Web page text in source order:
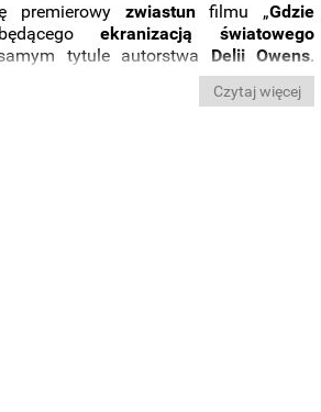
premierowy zwiastunfilmu „Gdzie
ekranizacją światowego
tytule autorstwa Delii Owens.
się produkcja, w której w rolach
jako Kyę,Taylora
Czytaj więcej